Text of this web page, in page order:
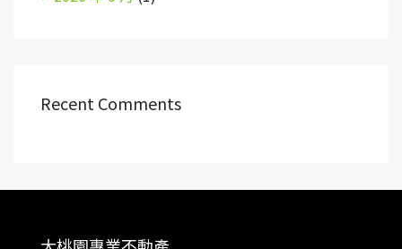
Recent Comments